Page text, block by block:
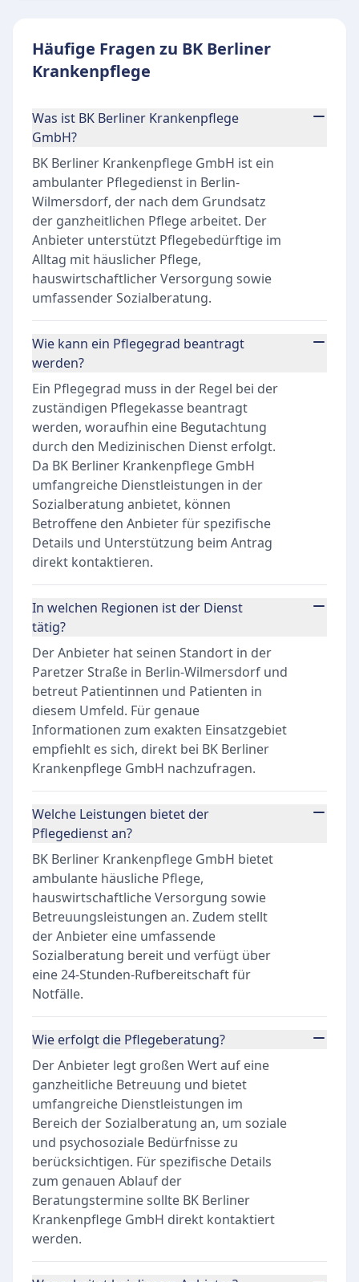
Häufige Fragen zu BK Berliner
Krankenpflege
Was ist BK Berliner Krankenpflege
GmbH?
BK Berliner Krankenpflege GmbH ist ein
ambulanter Pflegedienst in Berlin-
Wilmersdorf, der nach dem Grundsatz
der ganzheitlichen Pflege arbeitet. Der
Anbieter unterstützt Pflegebedürftige im
Alltag mit häuslicher Pflege,
hauswirtschaftlicher Versorgung sowie
umfassender Sozialberatung.
Wie kann ein Pflegegrad beantragt
werden?
Ein Pflegegrad muss in der Regel bei der
zuständigen Pflegekasse beantragt
werden, woraufhin eine Begutachtung
durch den Medizinischen Dienst erfolgt.
Da BK Berliner Krankenpflege GmbH
umfangreiche Dienstleistungen in der
Sozialberatung anbietet, können
Betroffene den Anbieter für spezifische
Details und Unterstützung beim Antrag
direkt kontaktieren.
In welchen Regionen ist der Dienst
tätig?
Der Anbieter hat seinen Standort in der
Paretzer Straße in Berlin-Wilmersdorf und
betreut Patientinnen und Patienten in
diesem Umfeld. Für genaue
Informationen zum exakten Einsatzgebiet
empfiehlt es sich, direkt bei BK Berliner
Krankenpflege GmbH nachzufragen.
Welche Leistungen bietet der
Pflegedienst an?
BK Berliner Krankenpflege GmbH bietet
ambulante häusliche Pflege,
hauswirtschaftliche Versorgung sowie
Betreuungsleistungen an. Zudem stellt
der Anbieter eine umfassende
Sozialberatung bereit und verfügt über
eine 24-Stunden-Rufbereitschaft für
Notfälle.
Wie erfolgt die Pflegeberatung?
Der Anbieter legt großen Wert auf eine
ganzheitliche Betreuung und bietet
umfangreiche Dienstleistungen im
Bereich der Sozialberatung an, um soziale
und psychosoziale Bedürfnisse zu
berücksichtigen. Für spezifische Details
zum genauen Ablauf der
Beratungstermine sollte BK Berliner
Krankenpflege GmbH direkt kontaktiert
werden.